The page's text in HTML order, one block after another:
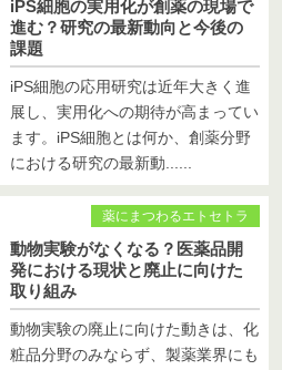
iPS細胞の実用化が創薬の現場で
進む？研究の最新動向と今後の
課題
iPS細胞の応用研究は近年大きく進
展し、実用化への期待が高まってい
ます。iPS細胞とは何か、創薬分野
における研究の最新動......
薬にまつわるエトセトラ
動物実験がなくなる？医薬品開
発における現状と廃止に向けた
取り組み
動物実験の廃止に向けた動きは、化
粧品分野のみならず、製薬業界にも